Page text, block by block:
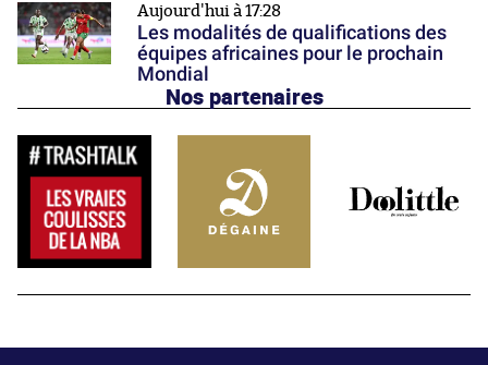
Aujourd'hui à 17:28
Les modalités de qualifications des
équipes africaines pour le prochain
Mondial
Nos partenaires